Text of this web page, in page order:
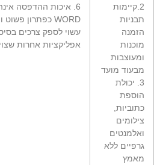
2.קיימות
תבניות
הזמנה
מוכנות
ומעוצבות
מבעוד מועד
3. יכולת
הוספת
כתוביות,
צילומים
ואלמנטים
גרפיים ללא
מאמץ
6. איכות ההדפסה
WORD כפתרון פשוט ויסודי
עשוי לספק צרכים
אפליקציות אחרות